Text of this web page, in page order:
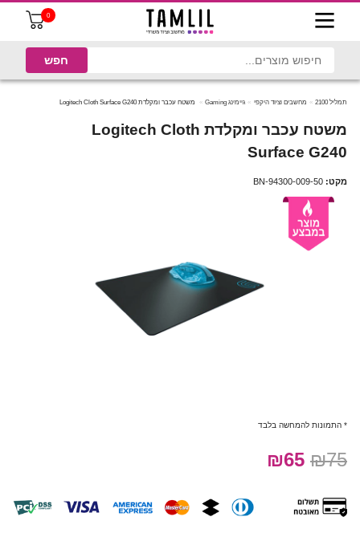
0
תמליל 2100 מחשבים וציוד היקפי גיימינג Gaming משטח עכבר ומקלדת Logitech Cloth Surface G240
משטח עכבר ומקלדת Logitech Cloth
Surface G240
מקט: BN-94300-009-50
* התמונות להמחשה בלבד
₪75